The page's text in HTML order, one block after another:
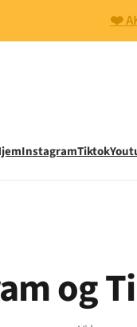
❤️
InstagramTiktok
og